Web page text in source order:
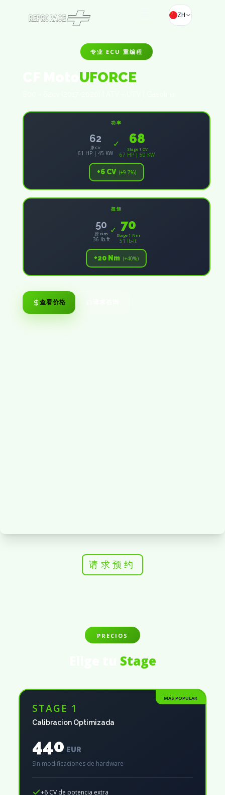
ZH
专业 ECU 重编程
UFORCE
功率
62
原 CV
61 HP | 45 KW
✓ 68
Stage 1 CV
67 HP | 50 KW
+6 CV (+9.7%)
扭矩
50
原 Nm
36 lb-ft
✓ 70
Stage 1 Nm
51 lb-ft
+20 Nm (+40%)
查看价格
请求预约
PRECIOS
Stage
MÁS POPULAR
STAGE 1
Calibracion Optimizada
440 EUR
Sin modificaciones de hardware
+6 CV de potencia extra